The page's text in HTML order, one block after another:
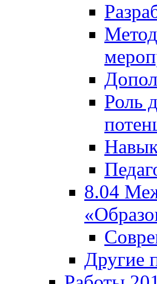
Роль
8.04
Другие